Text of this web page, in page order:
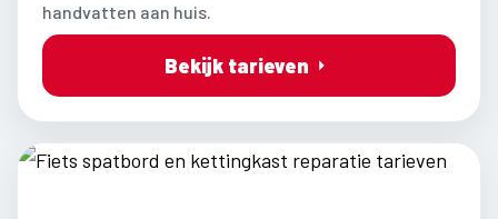
handvatten aan huis.
Bekijk tarieven